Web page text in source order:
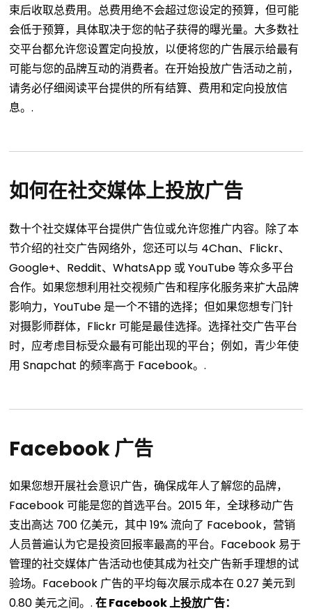
束后收取总费用。总费用绝不会超过您设定的预算，但可能
会低于预算，具体取决于您的帖子获得的曝光量。大多数社
交平台都允许您设置定向投放，以便将您的广告展示给最有
可能与您的品牌互动的消费者。在开始投放广告活动之前，
请务必仔细阅读平台提供的所有结算、费用和定向投放信
息。.
如何在社交媒体上投放广告
数十个社交媒体平台提供广告位或允许您推广内容。除了本
节介绍的社交广告网络外，您还可以与 4Chan、Flickr、
Google+、Reddit、WhatsApp 或 YouTube 等众多平台
合作。如果您想利用社交视频广告和程序化服务来扩大品牌
影响力，YouTube 是一个不错的选择；但如果您想专门针
对摄影师群体，Flickr 可能是最佳选择。选择社交广告平台
时，应考虑目标受众最有可能出现的平台；例如，青少年使
用 Snapchat 的频率高于 Facebook。.
Facebook 广告
如果您想开展社会意识广告，确保成年人了解您的品牌，
Facebook 可能是您的首选平台。2015 年，全球移动广告
支出高达 700 亿美元，其中 19% 流向了 Facebook，营销
人员普遍认为它是投资回报率最高的平台。Facebook 易于
管理的社交媒体广告活动也使其成为社交广告新手理想的试
验场。Facebook 广告的平均每次展示成本在 0.27 美元到
0.80 美元之间。.在 Facebook 上投放广告：